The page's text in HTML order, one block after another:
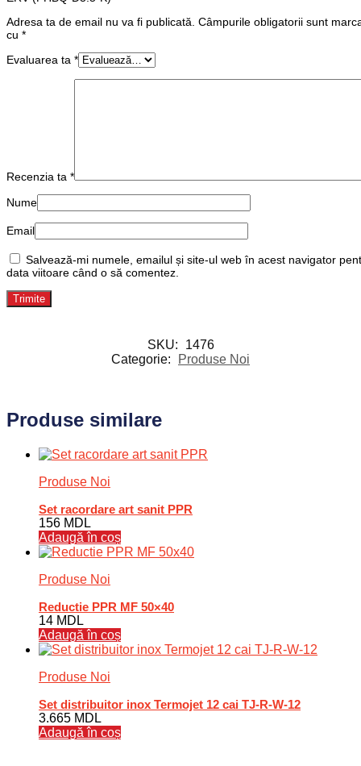
Adresa ta de email nu va fi publicată. Câmpurile obligatorii sunt
cu *
Evaluarea ta *
Recenzia ta *
Nume
Email
Salvează-mi numele, emailul și site-ul web în acest navigator
data viitoare când o să comentez.
SKU:
1476
Categorie:
Produse Noi
Produse similare
Produse Noi
Set racordare art sanit PPR
156 MDL
Adaugă în coș
Produse Noi
Reductie PPR MF 50×40
14 MDL
Adaugă în coș
Produse Noi
Set distribuitor inox Termojet 12 cai TJ-R-W-12
3.665 MDL
Adaugă în coș